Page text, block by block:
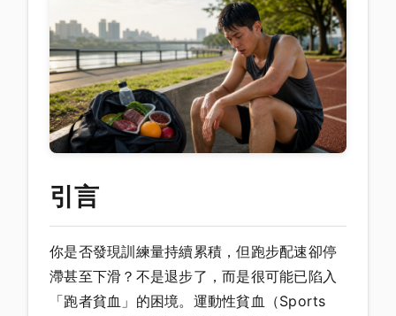
引言
你是否發現訓練量持續累積，但跑步配速卻停
滯甚至下滑？不是退步了，而是很可能已陷入
「跑者貧血」的困境。運動性貧血（Sports